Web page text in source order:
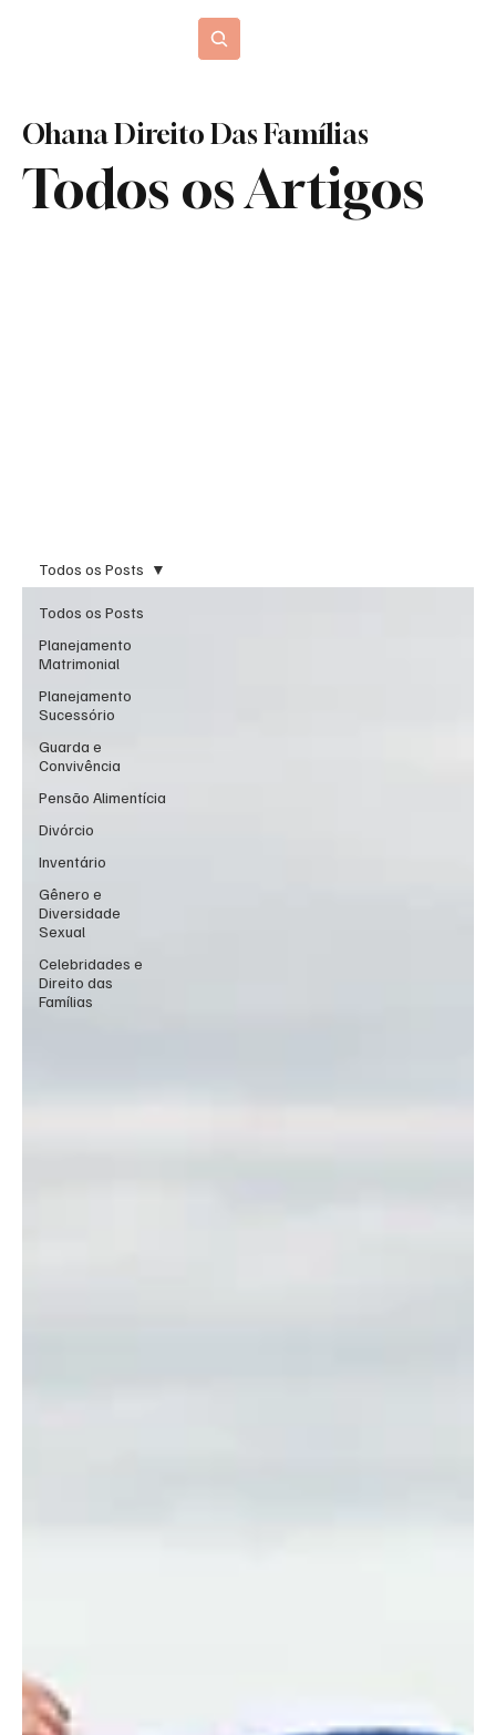
Todos os Artigos
Ohana Direito Das Famílias
Todos os Posts
Planejamento
Matrimonial
Planejamento
Sucessório
Guarda e
Convivência
Pensão Alimentícia
Divórcio
Inventário
Gênero e
Diversidade
Sexual
Celebridades e
Direito das
Famílias
Todos os Posts